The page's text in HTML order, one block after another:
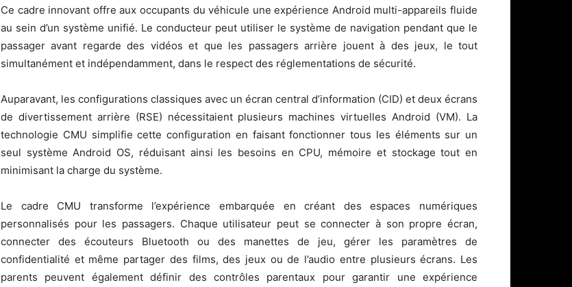
Ce cadre innovant offre aux occupants du véhicule une expérience Android multi-appareils fluide
au sein d’un système unifié. Le conducteur peut utiliser le système de navigation pendant que le
passager avant regarde des vidéos et que les passagers arrière jouent à des jeux, le tout
simultanément et indépendamment, dans le respect des réglementations de sécurité.
Auparavant, les configurations classiques avec un écran central d’information (CID) et deux écrans
de divertissement arrière (RSE) nécessitaient plusieurs machines virtuelles Android (VM). La
technologie CMU simplifie cette configuration en faisant fonctionner tous les éléments sur un
seul système Android OS, réduisant ainsi les besoins en CPU, mémoire et stockage tout en
minimisant la charge du système.
Le cadre CMU transforme l’expérience embarquée en créant des espaces numériques
personnalisés pour les passagers. Chaque utilisateur peut se connecter à son propre écran,
connecter des écouteurs Bluetooth ou des manettes de jeu, gérer les paramètres de
confidentialité et même partager des films, des jeux ou de l’audio entre plusieurs écrans. Les
parents peuvent également définir des contrôles parentaux pour garantir une expérience